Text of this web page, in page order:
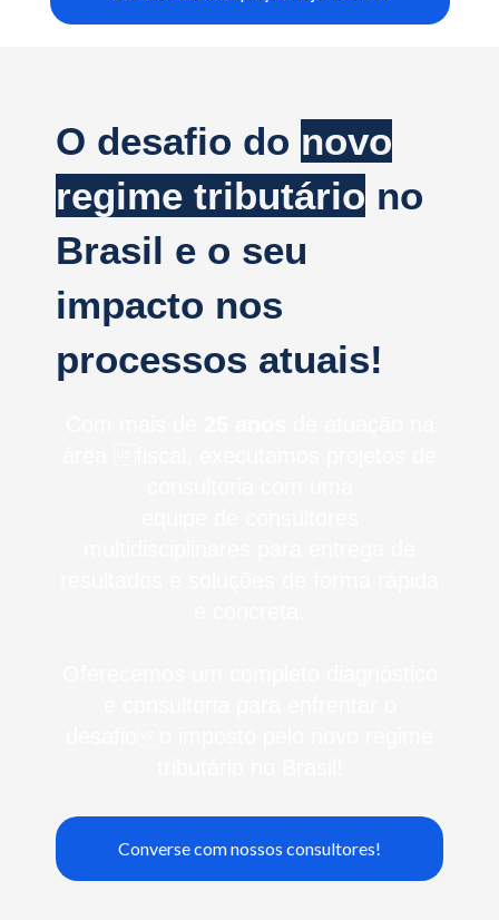
O desafio do novo
regime tributário no
Brasil e o seu
impacto nos
processos atuais!
Converse com nossos consultores!